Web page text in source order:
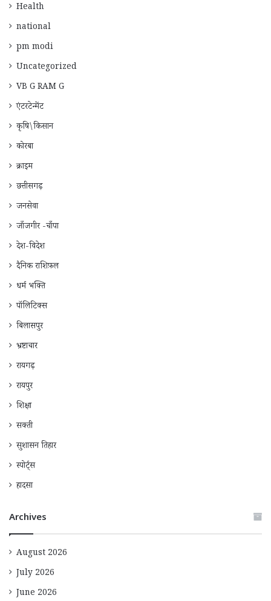
Health
national
pm modi
Uncategorized
VB G RAM G
एंटरटेन्मेंट
कृषि\किसान
कोरबा
क्राइम
छत्तीसगढ़
जनसेवा
जाँजगीर -चाँपा
देश-विदेश
दैनिक राशिफ़ल
धर्म भक्ति
पॉलिटिक्स
बिलासपुर
भ्रष्टाचार
रायगढ़
रायपुर
शिक्षा
सक्ती
सुशासन तिहार
स्पोर्ट्स
हादसा
Archives
August 2026
July 2026
June 2026